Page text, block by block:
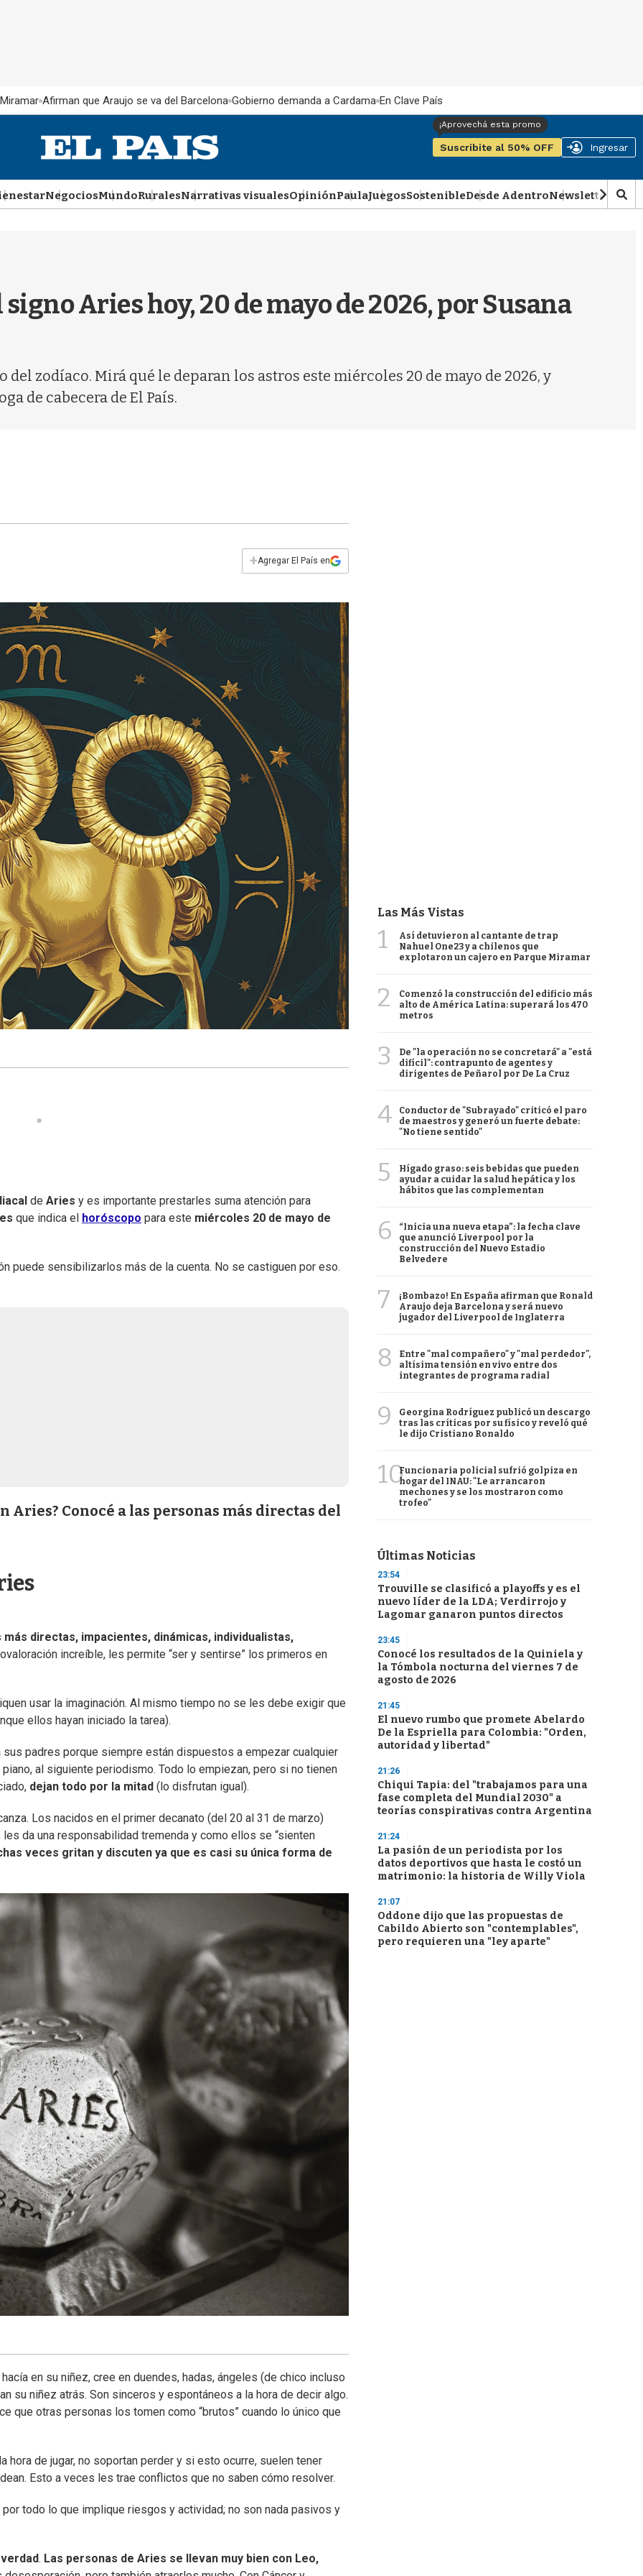
Afirman que Araujo se va del Barcelona Gobierno demanda a Cardama En Clave País
Suscribite al 50% OFF Ingresar
NegociosMundoRuralesNarrativas visualesOpiniónPaulaJuegosSostenibleDesde AdentroNewsletter
M
o
Aries hoy, 20 de mayo de 2026, por Susana
zodíaco. Mirá qué le deparan los astros este miércoles 20 de mayo de 2026, y
de cabecera de El País.
+Agregar El País en
de Aries y es importante prestarles suma atención para
que indica el horóscopo para este miércoles 20 de mayo de
puede sensibilizarlos más de la cuenta. No se castiguen por eso.
Aries? Conocé a las personas más directas del
directas, impacientes, dinámicas, individualistas,
increíble, les permite “ser y sentirse” los primeros en
usar la imaginación. Al mismo tiempo no se les debe exigir que
ellos hayan iniciado la tarea).
padres porque siempre están dispuestos a empezar cualquier
al siguiente periodismo. Todo lo empiezan, pero si no tienen
dejan todo por la mitad (lo disfrutan igual).
Los nacidos en el primer decanato (del 20 al 31 de marzo)
da una responsabilidad tremenda y como ellos se “sienten
veces gritan y discuten ya que es casi su única forma de
en su niñez, cree en duendes, hadas, ángeles (de chico incluso
su niñez atrás. Son sinceros y espontáneos a la hora de decir algo.
que otras personas los tomen como “brutos” cuando lo único que
hora de jugar, no soportan perder y si esto ocurre, suelen tener
Esto a veces les trae conflictos que no saben cómo resolver.
por todo lo que implique riesgos y actividad; no son nada pasivos y
. Las personas de Aries se llevan muy bien con Leo,
Las Más Vistas
1
Así detuvieron al cantante de trap
Nahuel One23 y a chilenos que
explotaron un cajero en Parque Miramar
2
Comenzó la construcción del edificio más
alto de América Latina: superará los 470
metros
3
De "la operación no se concretará" a "está
difícil": contrapunto de agentes y
dirigentes de Peñarol por De La Cruz
4
Conductor de "Subrayado" criticó el paro
de maestros y generó un fuerte debate:
"No tiene sentido"
5
Hígado graso: seis bebidas que pueden
ayudar a cuidar la salud hepática y los
hábitos que las complementan
6
“Inicia una nueva etapa”: la fecha clave
que anunció Liverpool por la
construcción del Nuevo Estadio
Belvedere
7
¡Bombazo! En España afirman que Ronald
Araujo deja Barcelona y será nuevo
jugador del Liverpool de Inglaterra
8
Entre "mal compañero" y "mal perdedor",
altísima tensión en vivo entre dos
integrantes de programa radial
9
Georgina Rodríguez publicó un descargo
tras las críticas por su físico y reveló qué
le dijo Cristiano Ronaldo
10Funcionaria policial sufrió golpiza en
hogar del INAU: "Le arrancaron
mechones y se los mostraron como
trofeo"
Últimas Noticias
23:54
Trouville se clasificó a playoffs y es el
nuevo líder de la LDA; Verdirrojo y
Lagomar ganaron puntos directos
23:45
Conocé los resultados de la Quiniela y
la Tómbola nocturna del viernes 7 de
agosto de 2026
21:45
El nuevo rumbo que promete Abelardo
De la Espriella para Colombia: "Orden,
autoridad y libertad"
21:26
Chiqui Tapia: del "trabajamos para una
fase completa del Mundial 2030" a
teorías conspirativas contra Argentina
21:24
La pasión de un periodista por los
datos deportivos que hasta le costó un
matrimonio: la historia de Willy Viola
21:07
Oddone dijo que las propuestas de
Cabildo Abierto son "contemplables",
pero requieren una "ley aparte"